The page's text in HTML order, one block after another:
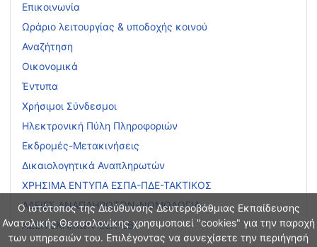
Ο ιστότοπος της Διεύθυνσης Δευτεροβάθμιας Εκπαίδευσης
Ανατολικής Θεσσαλονίκης χρησιμοποιεί "cookies" για την παροχή
των υπηρεσιών του. Επιλέγοντας να συνεχίσετε την περιήγησή
Επικοινωνία
Ωράριο λειτουργίας & υποδοχής κοινού
Αναζήτηση
Οικονομικά
Έντυπα
Χρήσιμοι Σύνδεσμοι
Ηλεκτρονική Πύλη Πληροφοριών
Εκδρομές-Μετακινήσεις
Δικαιολογητικά Αναπληρωτών
ΧΡΗΣΙΜΑ ΕΝΤΥΠΑ ΕΣΠΑ-ΠΔΕ-ΤΑΚΤΙΚΟΣ
ΑΔΕΙΕΣ ΑΝΑΠΛΗΡΩΤΩΝ-ΝΟΜΟΛΟΓΙΑ
ΑΣΕΠ ΕΚΠ/ΚΩΝ-ΕΕΠ-ΕΒΠ